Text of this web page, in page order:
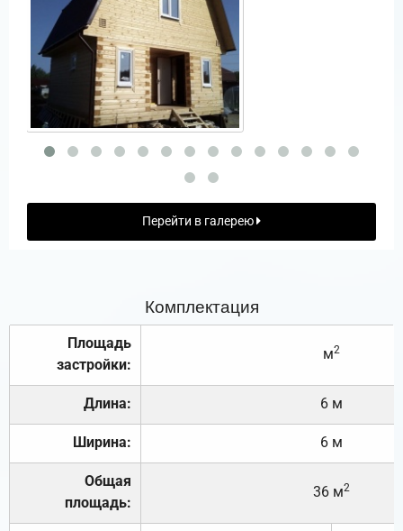
Перейти в галерею
Комплектация
Площадь
застройки:
м2
Длина: 6 м
Ширина: 6 м
Общая
площадь:
36 м2